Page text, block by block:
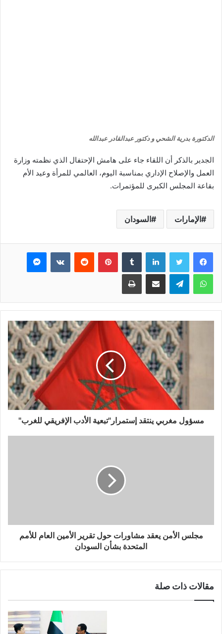
الدكتورة بدرية الشحي و دكتور عبدالقادر عبدالله
الجدير بالذكر أن اللقاء جاء على هامش الإحتفال الذي نظمته وزارة
العمل والإصلاح الإداري بمناسبة اليوم، العالمي للمرأة وعيد الأم
بقاعة المجلس الكبرى للمؤتمرات.
الإمارات السودان
فيسبوك تويتر لينكدإن بينتيريست ماسنجر
واتساب تيلقرام مشاركة عبر البريد طباعة
مسؤول مغربي ينتقد إستمرار"تبعية الأدب الإفريقي للغرب"
مجلس الأمن يعقد مشاورات حول تقرير الأمين العام للأمم
المتحدة بشأن السودان
مقالات ذات صلة